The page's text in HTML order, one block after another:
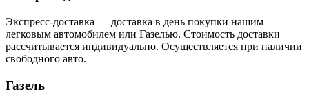
Экспресс-доставка — доставка в день покупки нашим
легковым автомобилем или Газелью. Стоимость доставки
рассчитывается индивидуально. Осуществляется при наличии
свободного авто.
Газель